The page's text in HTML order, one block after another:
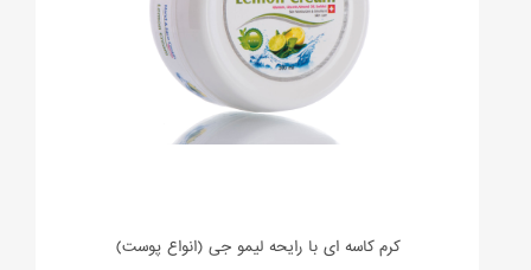
کرم کاسه ای با رایحه لیمو جی (انواع پوست)